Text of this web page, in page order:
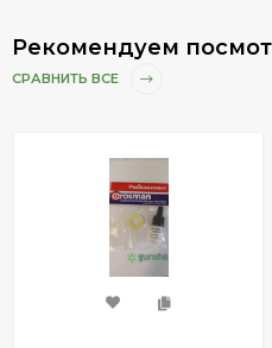
Рекомендуем
СРАВНИТЬ ВСЕ